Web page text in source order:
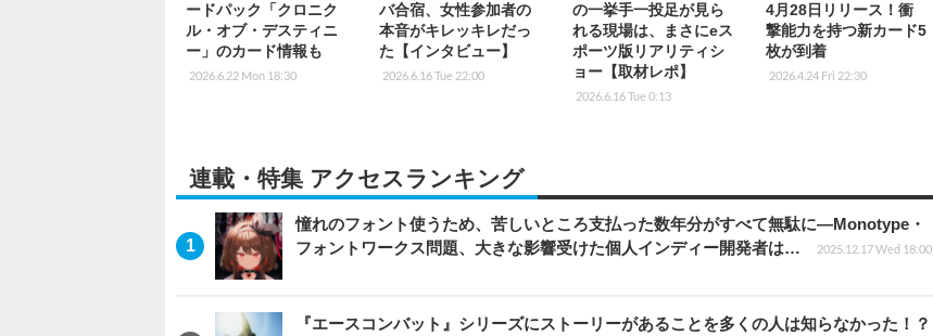
ードパック「クロニク
ル・オブ・デスティニ
ー」のカード情報も
2026.6.22 Mon 18:30
バ合宿、女性参加者の
本音がキレッキレだっ
た【インタビュー】
2026.6.16 Tue 22:00
の一挙手一投足が見ら
れる現場は、まさにeス
ポーツ版リアリティシ
ョー【取材レポ】
2026.6.16 Tue 0:13
4月28日リリース！衝
撃能力を持つ新カード5
枚が到着
2026.4.24 Fri 22:30
連載・特集 アクセスランキング
憧れのフォント使うため、苦しいところ支払った数年分がすべて無駄に―Monotype・
フォントワークス問題、大きな影響受けた個人インディー開発者は…
2025.12.17 Wed 18:00
『エースコンバット』シリーズにストーリーがあることを多くの人は知らなかった！？